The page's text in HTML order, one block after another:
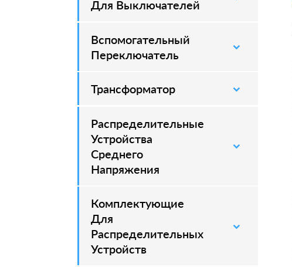
Для Выключателей
Вспомогательный
Переключатель
–
Трансформатор
Распределительные
Устройства
Среднего
Напряжения
–
Комплектующие
Для
Распределительных
Устройств
–